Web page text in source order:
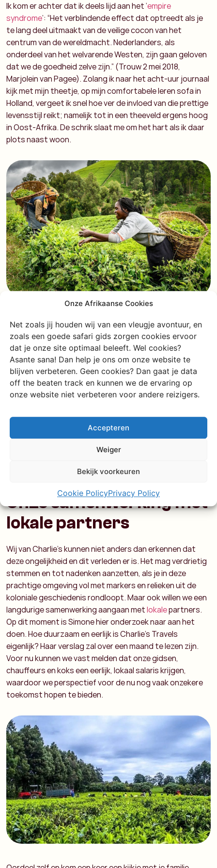
Onze Afrikaanse Cookies
Net zoals jij houden wij van een vleugje avontuur, en
zoals een goede safari gids zorgen cookies ervoor
dat je onze site optimaal beleeft. Wel cookies?
Asante sana! Dan help je ons om onze website te
blijven verbeteren. Geen cookies? Dan gaat je data
off the beaten track en kunnen we de ervaring op
onze website niet verbeteren voor andere reizigers.
Accepteren
Weiger
Bekijk voorkeuren
Cookie PolicyPrivacy Policy
Ik kom er achter dat ik deels lijd aan het ‘empire
syndrome’: “Het verblindende effect dat optreedt als je
te lang deel uitmaakt van de veilige cocon van het
centrum van de wereldmacht. Nederlanders, als
onderdeel van het welvarende Westen, zijn gaan geloven
dat we de goedheid zelve zijn.” (Trouw 2 mei 2018,
Marjolein van Pagee). Zolang ik naar het acht-uur journaal
kijk met mijn theetje, op mijn comfortabele leren sofa in
Holland, vergeet ik snel hoe ver de invloed van die prettige
levensstijl reikt; namelijk tot in een theeveld ergens hoog
in Oost-Afrika. De schrik slaat me om het hart als ik daar
plots naast woon.
Onze samenwerking met
lokale partners
Wij van Charlie’s kunnen niet anders dan erkennen dat
deze ongelijkheid en dit verleden er is. Het mag verdrietig
stemmen en tot nadenken aanzetten, als je in deze
prachtige omgeving vol met markers en relieken uit de
koloniale geschiedenis rondloopt. Maar ook willen we een
langdurige samenwerking aangaan metlokalepartners.
Op dit moment is Simone hier onderzoek naar aan het
doen. Hoe duurzaam en eerlijk is Charlie’s Travels
eigenlijk? Haar verslag zal over een maand te lezen zijn.
Voor nu kunnen we vast melden dat onze gidsen,
chauffeurs en koks een eerlijk, lokaal salaris krijgen,
waardoor we perspectief voor de nu nog vaak onzekere
toekomst hopen te bieden.